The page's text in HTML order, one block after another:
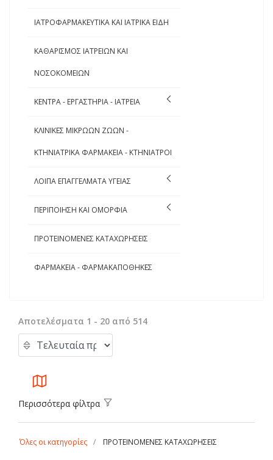
ΙΑΤΡΟΦΑΡΜΑΚΕΥΤΙΚΑ ΚΑΙ ΙΑΤΡΙΚΑ ΕΙΔΗ
ΚΑΘΑΡΙΣΜΟΣ ΙΑΤΡΕΙΩΝ ΚΑΙ
ΝΟΣΟΚΟΜΕΙΩΝ
ΚΕΝΤΡΑ - ΕΡΓΑΣΤΗΡΙΑ - ΙΑΤΡΕΙΑ
ΚΛΙΝΙΚΕΣ ΜΙΚΡΩΩΝ ΖΩΩΝ -
ΚΤΗΝΙΑΤΡΙΚΑ ΦΑΡΜΑΚΕΙΑ - ΚΤΗΝΙΑΤΡΟΙ
ΛΟΙΠΑ ΕΠΑΓΓΕΛΜΑΤΑ ΥΓΕΙΑΣ
ΠΕΡΙΠΟΙΗΣΗ ΚΑΙ ΟΜΟΡΦΙΑ
ΠΡΟΤΕΙΝΟΜΕΝΕΣ ΚΑΤΑΧΩΡΗΣΕΙΣ
ΦΑΡΜΑΚΕΙΑ - ΦΑΡΜΑΚΑΠΟΘΗΚΕΣ
Αποτελέσματα 1 - 20 από 514
Περισσότερα φίλτρα
Όλες οι κατηγορίες ΠΡΟΤΕΙΝΟΜΕΝΕΣ ΚΑΤΑΧΩΡΗΣΕΙΣ